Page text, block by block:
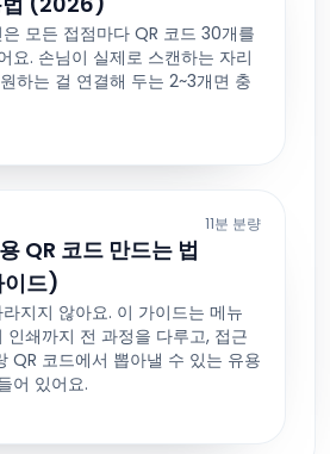
모든 접점마다 QR 코드 30개를
요. 손님이 실제로 스캔하는 자리
하는 걸 연결해 두는 2~3개면 충
11분 분량
QR 코드 만드는 법
드)
지지 않아요. 이 가이드는 메뉴
인쇄까지 전 과정을 다루고, 접근
QR 코드에서 뽑아낼 수 있는 유용
어 있어요.